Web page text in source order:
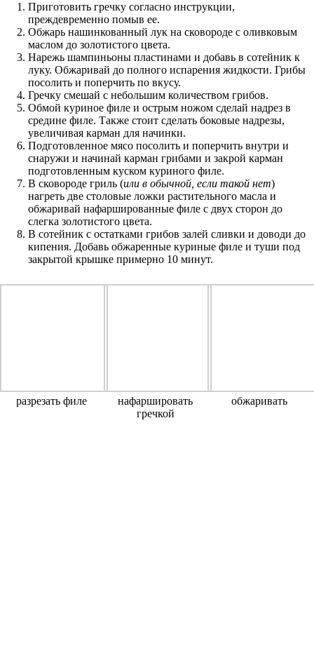
Приготовить гречку согласно инструкции,
преждевременно помыв ее.
Обжарь нашинкованный лук на сковороде с оливковым
маслом до золотистого цвета.
Нарежь шампиньоны пластинами и добавь в сотейник к
луку. Обжаривай до полного испарения жидкости. Грибы
посолить и поперчить по вкусу.
Гречку смешай с небольшим количеством грибов.
Обмой куриное филе и острым ножом сделай надрез в
средине филе. Также стоит сделать боковые надрезы,
увеличивая карман для начинки.
Подготовленное мясо посолить и поперчить внутри и
снаружи и начинай карман грибами и закрой карман
подготовленным куском куриного филе.
В сковороде гриль (или в обычной, если такой нет)
нагреть две столовые ложки растительного масла и
обжаривай нафаршированные филе с двух сторон до
слегка золотистого цвета.
В сотейник с остатками грибов залей сливки и доводи до
кипения. Добавь обжаренные куриные филе и туши под
закрытой крышке примерно 10 минут.
разрезать филе
нафаршировать
гречкой
обжаривать